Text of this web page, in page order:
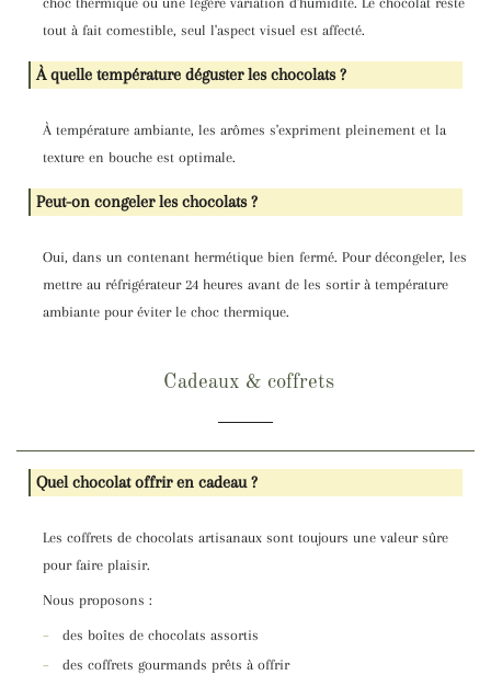
tout à fait comestible, seul l'aspect visuel est affecté.
À quelle température déguster les chocolats ?
À température ambiante, les arômes s'expriment pleinement et la
texture en bouche est optimale.
Peut-on congeler les chocolats ?
Oui, dans un contenant hermétique bien fermé. Pour décongeler, les
mettre au réfrigérateur 24 heures avant de les sortir à température
ambiante pour éviter le choc thermique.
Cadeaux & coffrets
Quel chocolat offrir en cadeau ?
Les coffrets de chocolats artisanaux sont toujours une valeur sûre
pour faire plaisir.
Nous proposons :
–
des boîtes de chocolats assortis
–
des coffrets gourmands prêts à offrir